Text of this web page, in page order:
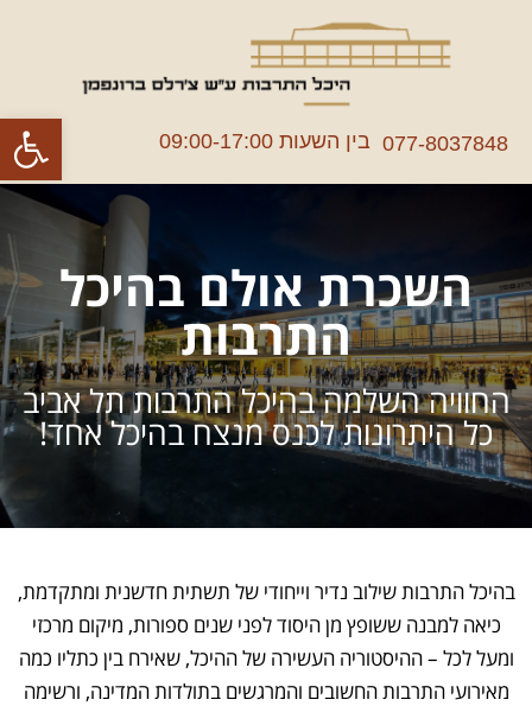
פתח 077-8037848 בין השעות 09:00-17:00
השכרת אולם בהיכל
התרבות
החוויה השלמה בהיכל התרבות תל אביב
כל היתרונות לכנס מנצח בהיכל אחד!
בהיכל התרבות שילוב נדיר וייחודי של תשתית חדשנית ומתקדמת,
כיאה למבנה ששופץ מן היסוד לפני שנים ספורות, מיקום מרכזי
ומעל לכל – ההיסטוריה העשירה של ההיכל, שאירח בין כתליו כמה
מאירועי התרבות החשובים והמרגשים בתולדות המדינה, ורשימה